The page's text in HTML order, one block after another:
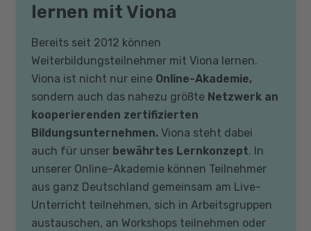
lernen mit Viona
Bereits seit 2012 können
Weiterbildungsteilnehmer mit Viona lernen.
Viona ist nicht nur eine Online-Akademie,
sondern auch das nahezu größte Netzwerk an
kooperierenden zertifizierten
Bildungsunternehmen. Viona steht dabei
auch für unser bewährtes Lernkonzept. In
unserer Online-Akademie können Teilnehmer
aus ganz Deutschland gemeinsam am Live-
Unterricht teilnehmen, sich in Arbeitsgruppen
austauschen, an Workshops teilnehmen oder